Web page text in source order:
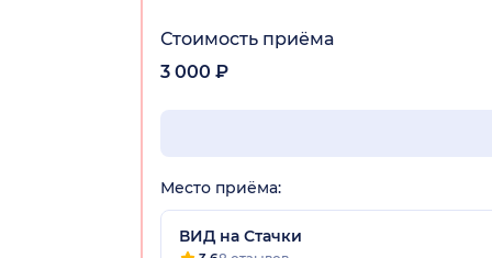
Стоимость приёма
3 000 ₽
Место приёма:
ВИД на Стачки